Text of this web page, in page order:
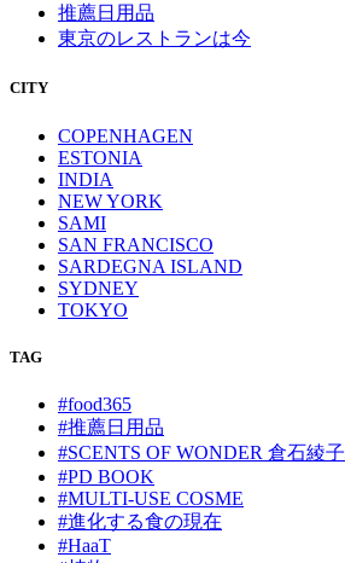
推薦日用品
東京のレストランは今
CITY
COPENHAGEN
ESTONIA
INDIA
NEW YORK
SAMI
SAN FRANCISCO
SARDEGNA ISLAND
SYDNEY
TOKYO
TAG
#food365
#推薦日用品
#SCENTS OF WONDER 倉石綾子
#PD BOOK
#MULTI-USE COSME
#進化する食の現在
#HaaT